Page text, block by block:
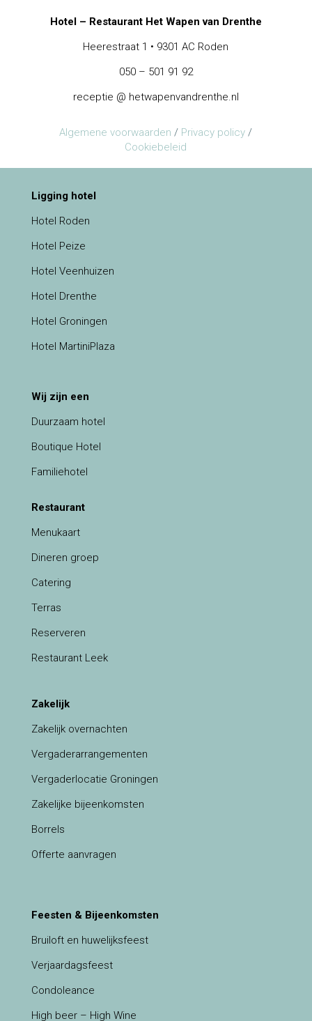
Hotel – Restaurant Het Wapen van Drenthe
Heerestraat 1 • 9301 AC Roden
050 – 501 91 92
receptie @ hetwapenvandrenthe.nl
Algemene voorwaarden / Privacy policy /
Cookiebeleid
Ligging hotel
Hotel Roden
Hotel Peize
Hotel Veenhuizen
Hotel Drenthe
Hotel Groningen
Hotel MartiniPlaza
Wij zijn een
Duurzaam hotel
Boutique Hotel
Familiehotel
Restaurant
Menukaart
Dineren groep
Catering
Terras
Reserveren
Restaurant Leek
Zakelijk
Zakelijk overnachten
Vergaderarrangementen
Vergaderlocatie Groningen
Zakelijke bijeenkomsten
Borrels
Offerte aanvragen
Feesten & Bijeenkomsten
Bruiloft en huwelijksfeest
Verjaardagsfeest
Condoleance
High beer – High Wine